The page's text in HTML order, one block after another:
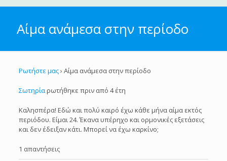
Αίμα ανάμεσα στην περίοδο
Ρωτήστε μας› Αίμα ανάμεσα στην περίοδο
Σωτηρίαρωτήθηκε πριν από 4 έτη
Καλησπέρα! Εδώ και πολύ καιρό έχω κάθε μήνα αίμα εκτός
περιόδου. Είμαι 24. Έκανα υπέρηχο και ορμονικές εξετάσεις
και δεν έδειξαν κάτι. Μπορεί να έχω καρκίνο;
1 απαντήσεις